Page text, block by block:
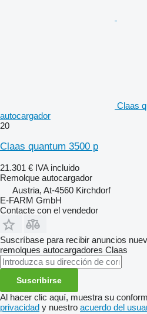
Claas
autocargador
20
Claas quantum 3500 p
21.301 € IVA incluido
Remolque autocargador
Austria, At-4560 Kirchdorf
E-FARM GmbH
Contacte con el vendedor
Suscríbase para recibir anuncios
remolques autocargadores Claas
Suscribirse
Al hacer clic aquí, muestra su
privacidad y nuestro acuerdo del